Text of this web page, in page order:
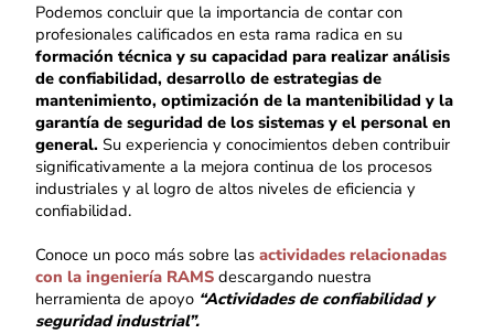
Podemos concluir que la importancia de contar con
profesionales calificados en esta rama radica en su
formación técnica y su capacidad para realizar análisis
de confiabilidad, desarrollo de estrategias de
mantenimiento, optimización de la mantenibilidad y la
garantía de seguridad de los sistemas y el personal en
general. Su experiencia y conocimientos deben contribuir
significativamente a la mejora continua de los procesos
industriales y al logro de altos niveles de eficiencia y
confiabilidad.
Conoce un poco más sobre lasactividades relacionadas
con la ingeniería RAMS descargando nuestra
herramienta de apoyo “Actividades de confiabilidad y
seguridad industrial”.